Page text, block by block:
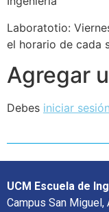
Laboratotio:
el horario de cada
Agregar
Debes iniciar sesión
UCM Escuela de
Campus San Miguel,